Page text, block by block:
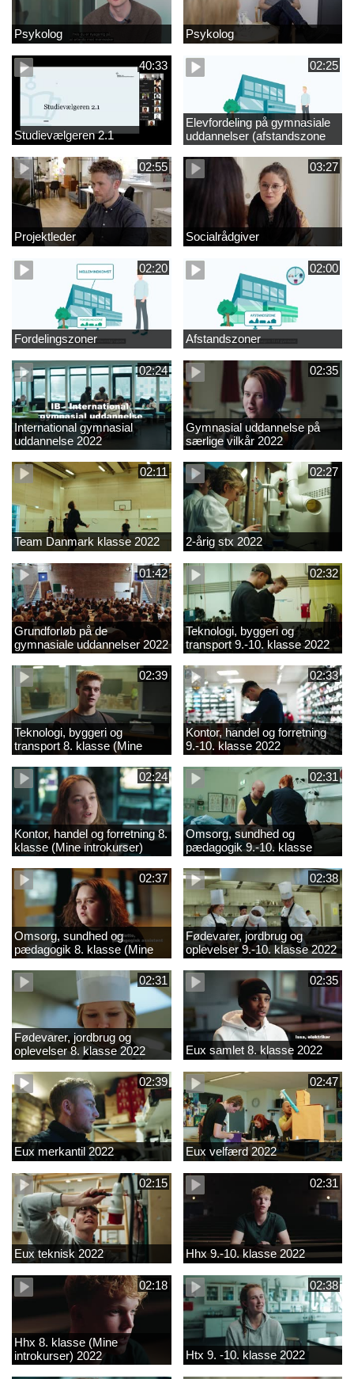
Psykolog Psykolog
40:33
Studievælgeren 2.1
02:25
Elevfordeling på gymnasiale
uddannelser (afstandszone
redigeret)
02:55
Projektleder
03:27
Socialrådgiver
02:20
Fordelingszoner
02:00
Afstandszoner
02:24
International gymnasial
uddannelse 2022
02:35
Gymnasial uddannelse på
særlige vilkår 2022
02:11
Team Danmark klasse 2022
02:27
2-årig stx 2022
01:42
Grundforløb på de
gymnasiale uddannelser 2022
02:32
Teknologi, byggeri og
transport 9.-10. klasse 2022
02:39
Teknologi, byggeri og
transport 8. klasse (Mine
introkurser) 2022
02:33
Kontor, handel og forretning
9.-10. klasse 2022
02:24
Kontor, handel og forretning 8.
klasse (Mine introkurser)
2022
02:31
Omsorg, sundhed og
pædagogik 9.-10. klasse
2022
02:37
Omsorg, sundhed og
pædagogik 8. klasse (Mine
introkurser) 2022
02:38
Fødevarer, jordbrug og
oplevelser 9.-10. klasse 2022
02:31
Fødevarer, jordbrug og
oplevelser 8. klasse 2022
02:35
Eux samlet 8. klasse 2022
02:39
Eux merkantil 2022
02:47
Eux velfærd 2022
02:15
Eux teknisk 2022
02:31
Hhx 9.-10. klasse 2022
02:18
Hhx 8. klasse (Mine
introkurser) 2022
02:38
Htx 9. -10. klasse 2022